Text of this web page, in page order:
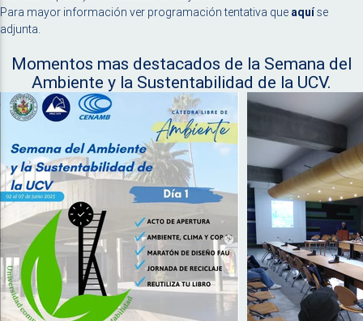
Para mayor información ver programación tentativa que aquíse
adjunta.
Momentos mas destacados de la Semana del
Ambiente y la Sustentabilidad de la UCV.